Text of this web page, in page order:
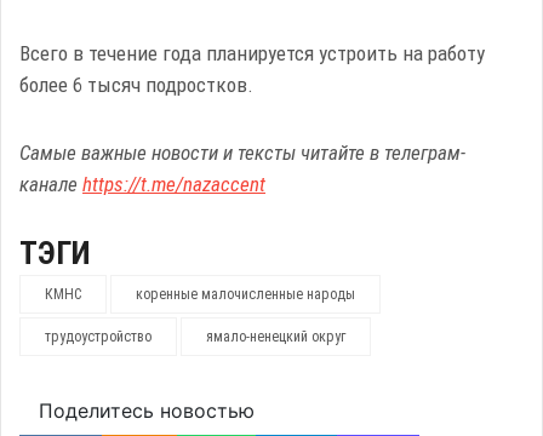
Всего в течение года планируется устроить на работу
более 6 тысяч подростков.
Самые важные новости и тексты читайте в телеграм-
канале https://t.me/nazaccent
ТЭГИ
КМНС коренные малочисленные народы
трудоустройство ямало-ненецкий округ
Поделитесь новостью